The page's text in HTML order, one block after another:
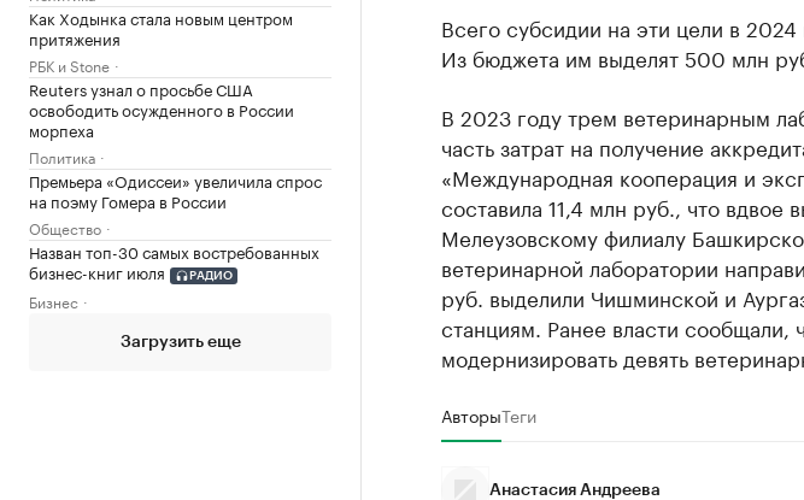
Как Ходынка стала новым центром
притяжения
РБК и Stone
Reuters узнал о просьбе США
освободить осужденного в России
морпеха
Политика
Премьера «Одиссеи» увеличила спрос
на поэму Гомера в России
Общество
Назван топ-30 самых востребованных
бизнес-книг июля
РАДИО
Бизнес
Загрузить еще
Всего субсидии на эти цели в
Из бюджета им выделят 500 млн
В 2023 году трем ветеринарным
часть затрат на получение
«Международная кооперация и
составила 11,4 млн руб., что вдвое
Мелеузовскому филиалу
ветеринарной лаборатории
руб. выделили Чишминской и
станциям. Ранее власти сообщали,
модернизировать девять
АвторыТеги
Анастасия Андреева